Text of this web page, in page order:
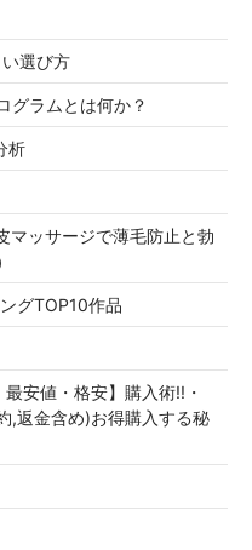
選び方
グラムとは何か？
析
マッサージで薄毛防止と勃
グTOP10作品
安値・格安】購入術!!・
,返金含め)お得購入する秘